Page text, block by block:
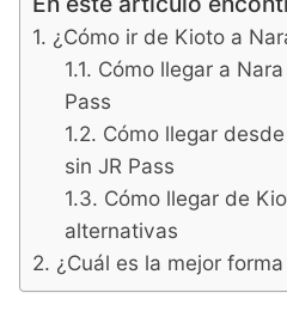
¿Cómo ir de Kioto a
Cómo llegar a
Pass
Cómo llegar
sin JR Pass
Cómo llegar de
alternativas
¿Cuál es la mejor